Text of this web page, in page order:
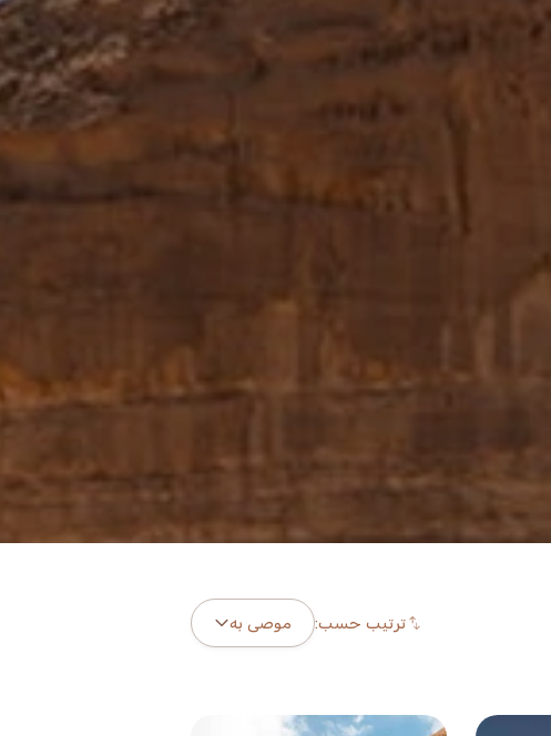
ترتيب حسب: موصى به